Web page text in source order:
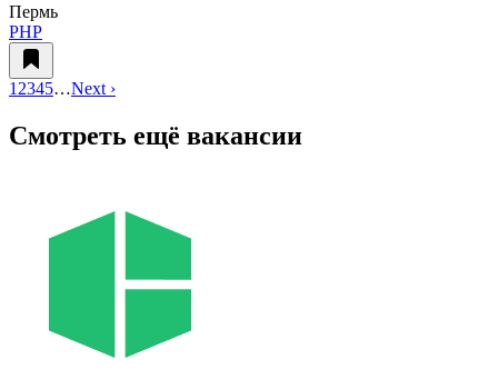
Пермь
PHP
1 2345…Next ›
Смотреть ещё вакансии